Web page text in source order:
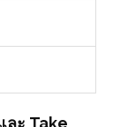
ละ Take